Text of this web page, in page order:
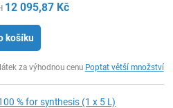
12 095,87 Kč
košíku
za výhodnou cenu Poptat větší množství
% for synthesis (1 x 5 L)